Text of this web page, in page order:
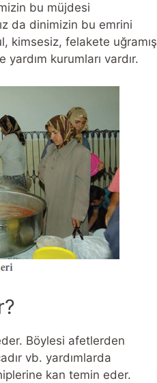
bu müjdesi
da dinimizin bu emrini
kimsesiz, felakete uğramış
kurumları vardır.
Böylesi afetlerden
vb. yardımlarda
kan temin eder.